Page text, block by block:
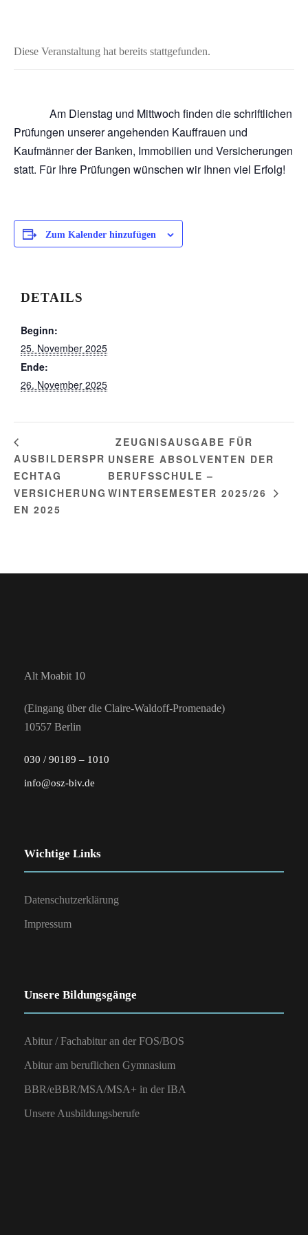
Diese Veranstaltung hat bereits stattgefunden.
Am Dienstag und Mittwoch finden die schriftlichen
Prüfungen unserer angehenden Kauffrauen und
Kaufmänner der Banken, Immobilien und Versicherungen
statt. Für Ihre Prüfungen wünschen wir Ihnen viel Erfolg!
Zum Kalender hinzufügen
DETAILS
Beginn:
25. November 2025
Ende:
26. November 2025
AUSBILDERSPR
ECHTAG
VERSICHERUNG
EN 2025
ZEUGNISAUSGABE FÜR
UNSERE ABSOLVENTEN DER
BERUFSSCHULE –
WINTERSEMESTER 2025/26
Alt Moabit 10
(Eingang über die Claire-Waldoff-Promenade)
10557 Berlin
030 / 90189 – 1010
info@osz-biv.de
Wichtige Links
Datenschutzerklärung
Impressum
Unsere Bildungsgänge
Abitur / Fachabitur an der FOS/BOS
Abitur am beruflichen Gymnasium
BBR/eBBR/MSA/MSA+ in der IBA
Unsere Ausbildungsberufe